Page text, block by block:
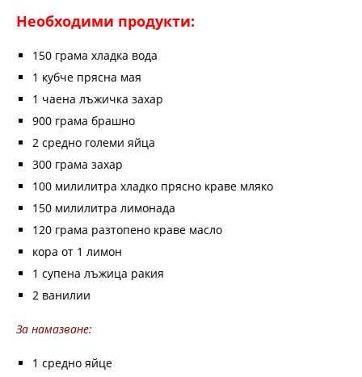
Необходими продукти:
150 грама хладка вода
1 кубче прясна мая
1 чаена лъжичка захар
900 грама брашно
2 средно големи яйца
300 грама захар
100 милилитра хладко прясно краве мляко
150 милилитра лимонада
120 грама разтопено краве масло
кора от 1 лимон
1 супена лъжица ракия
2 ванилии
За намазване:
1 средно яйце